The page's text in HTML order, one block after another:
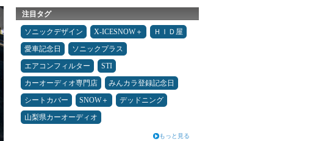
注目タグ
ソニックデザイン X-ICESNOW＋
ＨＩＤ屋
愛車記念日
ソニックプラス
エアコンフィルター
STI
カーオーディオ専門店
みんカラ登録記念日
シートカバー
SNOW＋
デッドニング
山梨県カーオーディオ
もっと見る